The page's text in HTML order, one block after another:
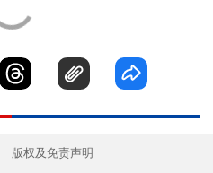
版权及免责声明